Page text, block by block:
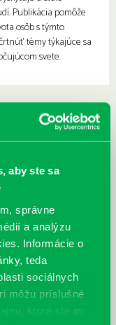
aby ste sa
správne
a analýzu
Informácie o
teda
sociálnych
môžu príslušné
ktoré ste im
Publikácia pomôže
osôb s týmto
témy týkajúce sa
svete.